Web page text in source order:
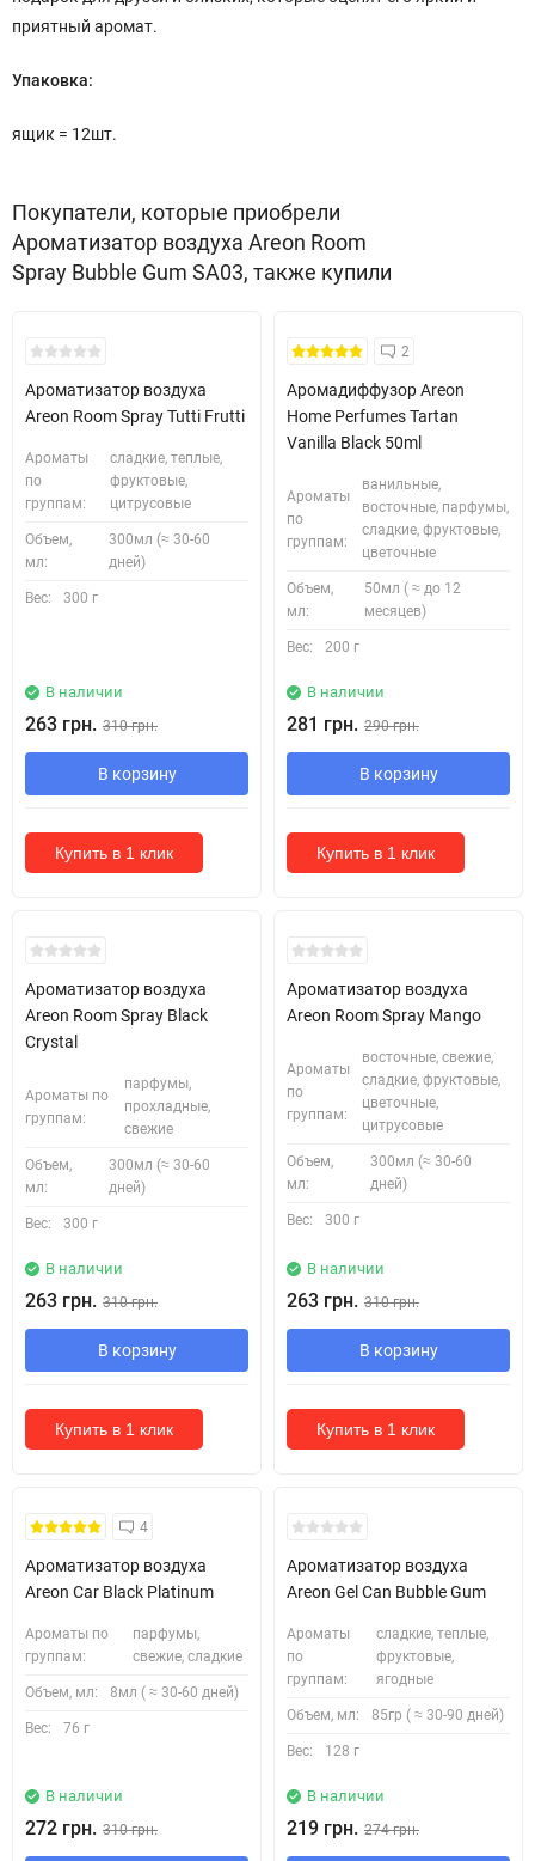
приятный аромат.
Упаковка:
ящик = 12шт.
Покупатели, которые приобрели
Ароматизатор воздуха Areon Room
Spray Bubble Gum SA03, также купили
Ароматизатор воздуха
Areon Room Spray Tutti Frutti
Ароматы
по
группам:
сладкие, теплые,
фруктовые,
цитрусовые
Объем,
мл:
300мл (≈ 30-60
дней)
Вес: 300 г
В наличии
263 грн. 310 грн.
В корзину
Купить в 1 клик
2
Аромадиффузор Areon
Home Perfumes Tartan
Vanilla Black 50ml
Ароматы
по
группам:
ванильные,
восточные, парфумы,
сладкие, фруктовые,
цветочные
Объем,
мл:
50мл ( ≈ до 12
месяцев)
Вес: 200 г
В наличии
281 грн. 290 грн.
В корзину
Купить в 1 клик
Ароматизатор воздуха
Areon Room Spray Black
Crystal
Ароматы по
группам:
парфумы,
прохладные,
свежие
Объем,
мл:
300мл (≈ 30-60
дней)
Вес: 300 г
В наличии
263 грн. 310 грн.
В корзину
Купить в 1 клик
Ароматизатор воздуха
Areon Room Spray Mango
Ароматы
по
группам:
восточные, свежие,
сладкие, фруктовые,
цветочные,
цитрусовые
Объем,
мл:
300мл (≈ 30-60
дней)
Вес: 300 г
В наличии
263 грн. 310 грн.
В корзину
Купить в 1 клик
4
Ароматизатор воздуха
Areon Car Black Platinum
Ароматы по
группам:
парфумы,
свежие, сладкие
Объем, мл: 8мл ( ≈ 30-60 дней)
Вес: 76 г
В наличии
272 грн. 310 грн.
Ароматизатор воздуха
Areon Gel Can Bubble Gum
Ароматы
по
группам:
сладкие, теплые,
фруктовые,
ягодные
Объем, мл: 85гр ( ≈ 30-90 дней)
Вес: 128 г
В наличии
219 грн. 274 грн.